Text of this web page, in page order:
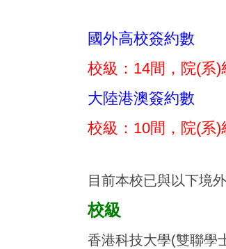
國外高校簽約數
校級：14間，院(系)
大陸港澳簽約數
校級：10間，院(系)
目前本校已與以下境
校級
香港科技大學(雙聯學